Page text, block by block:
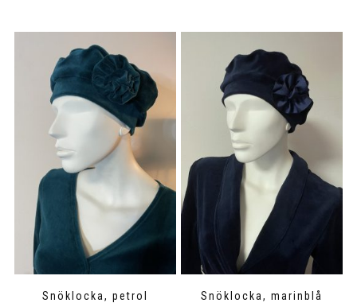
produkten
har
flera
varianter.
olika
alternativen
väljas
Snöklocka, petrol
Snöklocka, marinblå